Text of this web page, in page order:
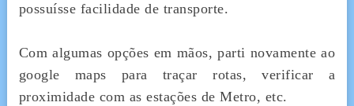
possuísse facilidade de transporte.
Com algumas opções em mãos, parti novamente ao
google maps para traçar rotas, verificar a
proximidade com as estações de Metro, etc.